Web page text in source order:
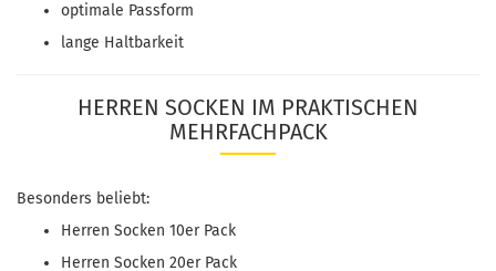
optimale Passform
lange Haltbarkeit
HERREN SOCKEN IM PRAKTISCHEN
MEHRFACHPACK
Besonders beliebt:
Herren Socken 10er Pack
Herren Socken 20er Pack